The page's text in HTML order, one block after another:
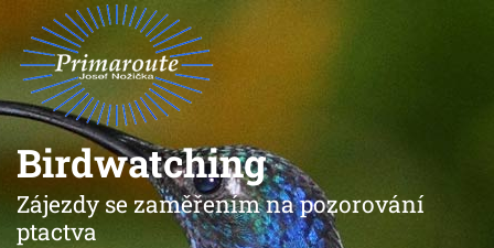
Birdwatching
Zájezdy se zaměřením na pozorování
ptactva